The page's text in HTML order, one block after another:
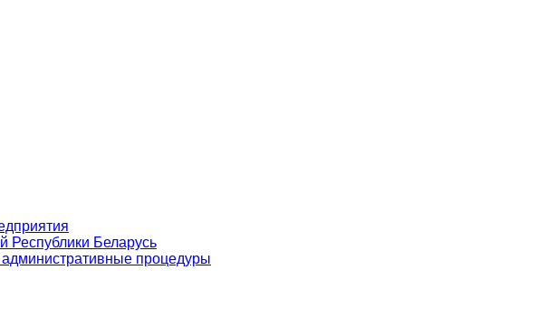
Республики Беларусь
процедуры